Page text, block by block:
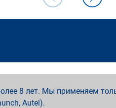
8 лет. Мы применяем
Autel).